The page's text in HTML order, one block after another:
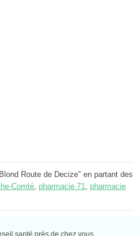
Route de Decize" en partant des
Comté, pharmacie 71, pharmacie
santé près de chez vous